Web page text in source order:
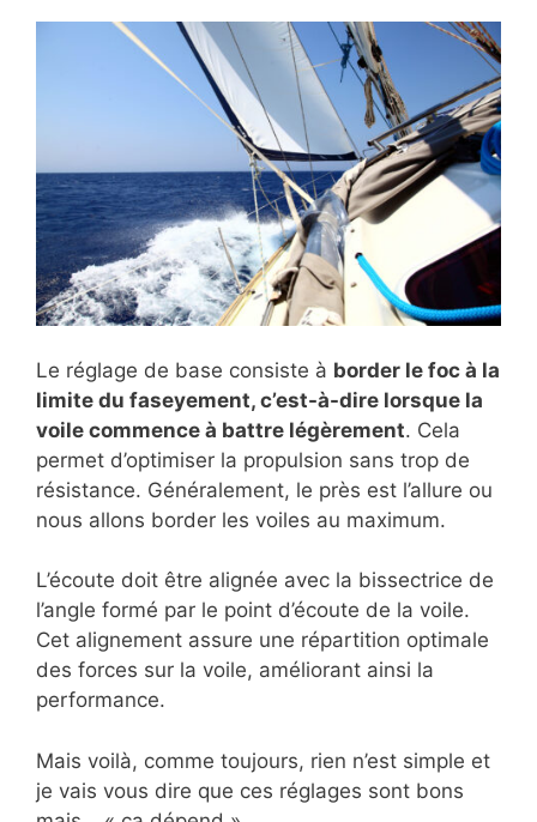
Le réglage de base consiste à border le foc à la
limite du faseyement, c’est-à-dire lorsque la
voile commence à battre légèrement. Cela
permet d’optimiser la propulsion sans trop de
résistance. Généralement, le près est l’allure ou
nous allons border les voiles au maximum.
L’écoute doit être alignée avec la bissectrice de
l’angle formé par le point d’écoute de la voile.
Cet alignement assure une répartition optimale
des forces sur la voile, améliorant ainsi la
performance.
Mais voilà, comme toujours, rien n’est simple et
je vais vous dire que ces réglages sont bons